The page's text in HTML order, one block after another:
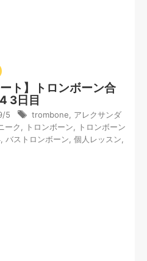
ート】トロンボーン合
3日目
5 trombone
アレクサンダ
ーク
トロンボーン
トロンボーン
バストロンボーン 個人レッスン